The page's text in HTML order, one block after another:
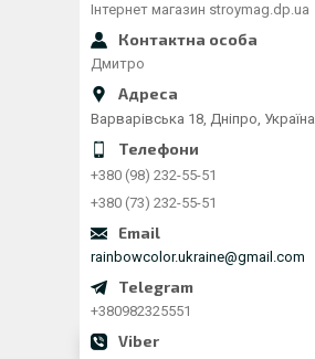
Інтернет магазин stroymag.dp.ua
Дмитро
Варварівська 18, Дніпро, Україна
+380 (98) 232-55-51
+380 (73) 232-55-51
rainbowcolor.ukraine@gmail.com
+380982325551